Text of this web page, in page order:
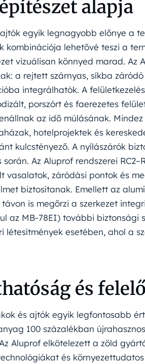
alapja
egyik legnagyobb előnye a
kombinációja lehetővé teszi a
vizuálisan könnyed marad. Az
a rejtett szárnyas, síkba
integrálhatók. A
porszórt és faerezetes
az idő múlásának.
hotelprojektek és
kulcstényező. A nyílászárók
Az Aluprof rendszerei
vasalatok, záródási pontok és
biztosítanak. Emellett az
is megőrzi a szerkezet
az MB-78EI) további biztonsági
létesítmények esetében, ahol a
és
és ajtók egyik legfontosabb
100 százalékban
Aluprof elkötelezett a zöld
és